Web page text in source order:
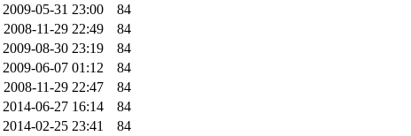
2009-05-31 23:00
84
2008-11-29 22:49
84
2009-08-30 23:19
84
2009-06-07 01:12
84
2008-11-29 22:47
84
2014-06-27 16:14
84
2014-02-25 23:41
84